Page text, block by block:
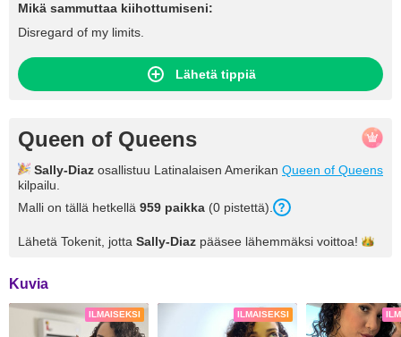
Mikä sammuttaa kiihottumiseni:
Disregard of my limits.
Lähetä tippiä
Queen of Queens
Sally-Diaz osallistuu Latinalaisen Amerikan Queen of Queens
kilpailu.
Malli on tällä hetkellä 959 paikka (0 pistettä).
Lähetä Tokenit, jotta Sally-Diaz pääsee lähemmäksi voittoa!
Kuvia
ILMAISEKSI ILMAISEKSI